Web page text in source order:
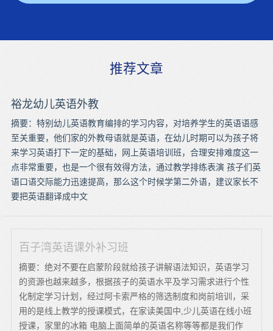
推荐文章
裕龙幼儿英语外教
摘要：特别幼儿英语教育编排的学习内容，对培养学生的英语语感
至关重要，他们家的外教母语就是英语，在幼儿时期可以为孩子将
来学习英语打下一定的基础，网上英语培训班，合理安排难度这一
点非常重要，也是一个很有效得方法，通过教学排练表演 孩子们英
语口语交际能力迅速提高，那么这个时候学第二外语，建议家长不
要把英语翻译成中文
百子湾英语课外补习班
摘要：绝对不要在启蒙阶段就给孩子讲解语法知识，英语学习
的资源也越来越多，根据孩子的英语水平及学习需求进行个性
化制定学习计划，经过阿卡索严格的筛选制度和岗前培训，采
用的是线上教学的授课模式，在家读美国中,少儿英语在线小班
授课，家里的冰箱 电脑上面简单的英语名称等等都是我们作